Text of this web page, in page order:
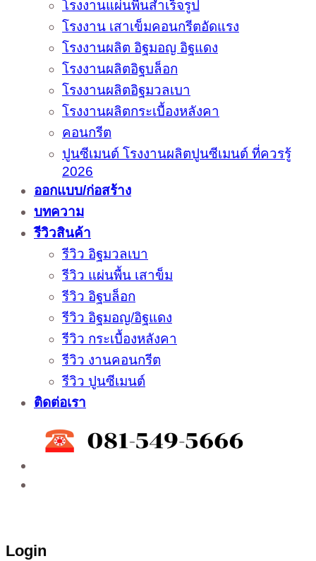
โรงงานแผ่นพื้นสำเร็จรูป
โรงงาน เสาเข็มคอนกรีตอัดแรง
โรงงานผลิต อิฐมอญ อิฐแดง
โรงงานผลิตอิฐบล็อก
โรงงานผลิตอิฐมวลเบา
โรงงานผลิตกระเบื้องหลังคา
คอนกรีต
ปูนซีเมนต์ โรงงานผลิตปูนซีเมนต์ ที่ควรรู้
2026
ออกแบบ/ก่อสร้าง
บทความ
รีวิวสินค้า
รีวิว อิฐมวลเบา
รีวิว แผ่นพื้น เสาข็ม
รีวิว อิฐบล็อก
รีวิว อิฐมอญ/อิฐแดง
รีวิว กระเบื้องหลังคา
รีวิว งานคอนกรีต
รีวิว ปูนซีเมนต์
ติดต่อเรา
Login